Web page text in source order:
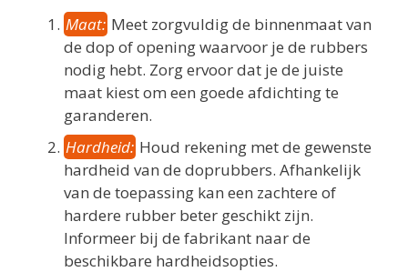
Maat: Meet zorgvuldig de binnenmaat van
de dop of opening waarvoor je de rubbers
nodig hebt. Zorg ervoor dat je de juiste
maat kiest om een goede afdichting te
garanderen.
Hardheid: Houd rekening met de gewenste
hardheid van de doprubbers. Afhankelijk
van de toepassing kan een zachtere of
hardere rubber beter geschikt zijn.
Informeer bij de fabrikant naar de
beschikbare hardheidsopties.